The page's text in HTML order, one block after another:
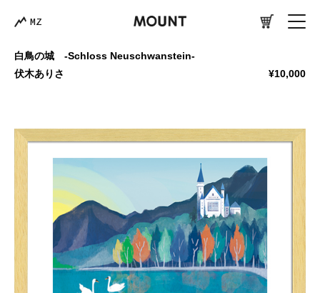
MZ
白鳥の城 -Schloss Neuschwanstein-
伏木ありさ
¥10,000